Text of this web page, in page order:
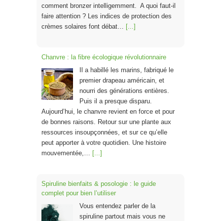
comment bronzer intelligemment. A quoi faut-il
faire attention ? Les indices de protection des
crèmes solaires font débat… [...]
Chanvre : la fibre écologique révolutionnaire
Il a habillé les marins, fabriqué le
premier drapeau américain, et
nourri des générations entières.
Puis il a presque disparu.
Aujourd’hui, le chanvre revient en force et pour
de bonnes raisons. Retour sur une plante aux
ressources insoupçonnées, et sur ce qu’elle
peut apporter à votre quotidien. Une histoire
mouvementée,… [...]
Spiruline bienfaits & posologie : le guide
complet pour bien l’utiliser
Vous entendez parler de la
spiruline partout mais vous ne